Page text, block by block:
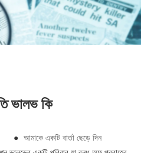
ভালভ কি
● আমাকে একটি বার্তা ছেড়ে দিন